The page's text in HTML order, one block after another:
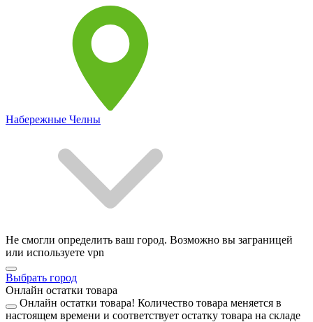
Набережные Челны
Не смогли определить ваш город. Возможно вы заграницей
или используете vpn
Выбрать город
Онлайн остатки товара
Онлайн остатки товара! Количество товара меняется в
настоящем времени и соответствует остатку товара на складе